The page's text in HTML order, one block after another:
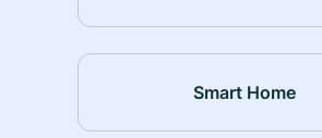
Smart Home